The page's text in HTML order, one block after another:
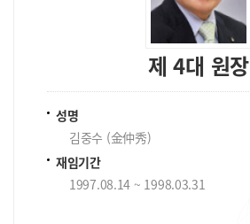
제 4대 원장
성명
김중수 (金仲秀)
재임기간
1997.08.14 ~ 1998.03.31